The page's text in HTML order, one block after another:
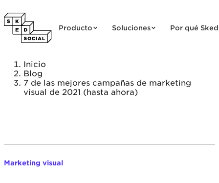
Producto Soluciones Por qué Sked
Inicio
Blog
7 de las mejores campañas de marketing
visual de 2021 (hasta ahora)
Marketing visual